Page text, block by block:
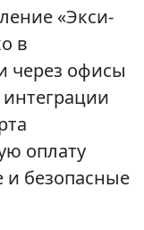
«Экси-
в
через офисы
оплату
и безопасные